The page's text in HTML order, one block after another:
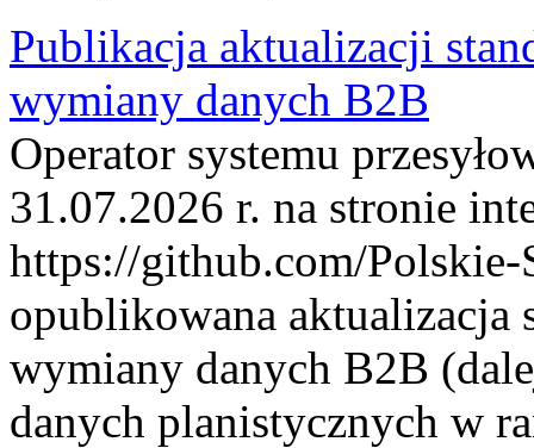
Publikacja aktualizacji
wymiany danych B2B
Operator systemu
31.07.2026 r. na stronie
https://github.com/Polskie-
opublikowana aktualizacja
wymiany danych B2B
danych planistycznych w